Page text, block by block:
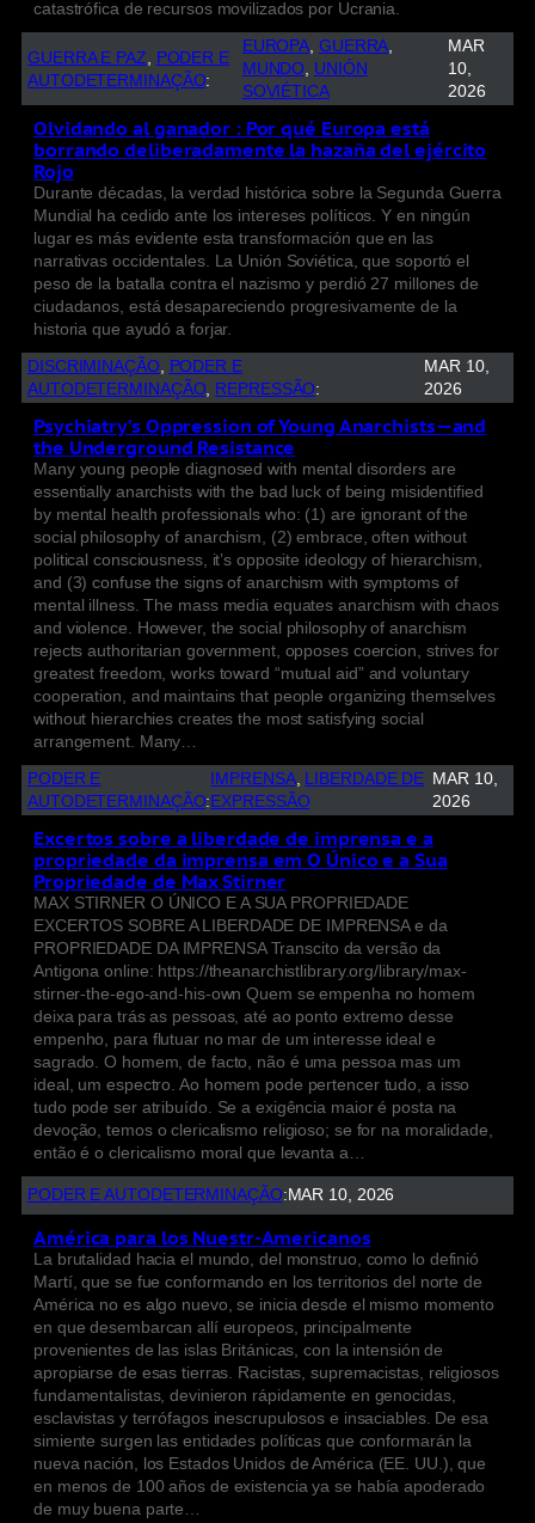
catastrófica de recursos movilizados por Ucrania.
GUERRA E PAZ
PODER E
AUTODETERMINAÇÃO:
EUROPA, GUERRA
MUNDO, UNIÓN
SOVIÉTICA
MAR
10,
2026
Olvidando al ganador : Por qué Europa está
borrando deliberadamente la hazaña del ejército
Rojo
Durante décadas, la verdad histórica sobre la Segunda Guerra
Mundial ha cedido ante los intereses políticos. Y en ningún
lugar es más evidente esta transformación que en las
narrativas occidentales. La Unión Soviética, que soportó el
peso de la batalla contra el nazismo y perdió 27 millones de
ciudadanos, está desapareciendo progresivamente de la
historia que ayudó a forjar.
DISCRIMINAÇÃO, PODER E
AUTODETERMINAÇÃO, REPRESSÃO:
MAR 10,
2026
Psychiatry’s Oppression of Young Anarchists—and
the Underground Resistance
Many young people diagnosed with mental disorders are
essentially anarchists with the bad luck of being misidentified
by mental health professionals who: (1) are ignorant of the
social philosophy of anarchism, (2) embrace, often without
political consciousness, it’s opposite ideology of hierarchism,
and (3) confuse the signs of anarchism with symptoms of
mental illness. The mass media equates anarchism with chaos
and violence. However, the social philosophy of anarchism
rejects authoritarian government, opposes coercion, strives for
greatest freedom, works toward “mutual aid” and voluntary
cooperation, and maintains that people organizing themselves
without hierarchies creates the most satisfying social
arrangement. Many…
PODER E
AUTODETERMINAÇÃO:
IMPRENSA, LIBERDADE DE
EXPRESSÃO
MAR 10,
2026
Excertos sobre a liberdade de imprensa e a
propriedade da imprensa em O Único e a Sua
Propriedade de Max Stirner
MAX STIRNER O ÚNICO E A SUA PROPRIEDADE
EXCERTOS SOBRE A LIBERDADE DE IMPRENSA e da
PROPRIEDADE DA IMPRENSA Transcito da versão da
Antigona online: https://theanarchistlibrary.org/library/max-
stirner-the-ego-and-his-own Quem se empenha no homem
deixa para trás as pessoas, até ao ponto extremo desse
empenho, para flutuar no mar de um interesse ideal e
sagrado. O homem, de facto, não é uma pessoa mas um
ideal, um espectro. Ao homem pode pertencer tudo, a isso
tudo pode ser atribuído. Se a exigência maior é posta na
devoção, temos o clericalismo religioso; se for na moralidade,
então é o clericalismo moral que levanta a…
PODER E AUTODETERMINAÇÃO: MAR 10, 2026
América para los Nuestr-Americanos
La brutalidad hacia el mundo, del monstruo, como lo definió
Martí, que se fue conformando en los territorios del norte de
América no es algo nuevo, se inicia desde el mismo momento
en que desembarcan allí europeos, principalmente
provenientes de las islas Británicas, con la intensión de
apropiarse de esas tierras. Racistas, supremacistas, religiosos
fundamentalistas, devinieron rápidamente en genocidas,
esclavistas y terrófagos inescrupulosos e insaciables. De esa
simiente surgen las entidades políticas que conformarán la
nueva nación, los Estados Unidos de América (EE. UU.), que
en menos de 100 años de existencia ya se había apoderado
de muy buena parte…